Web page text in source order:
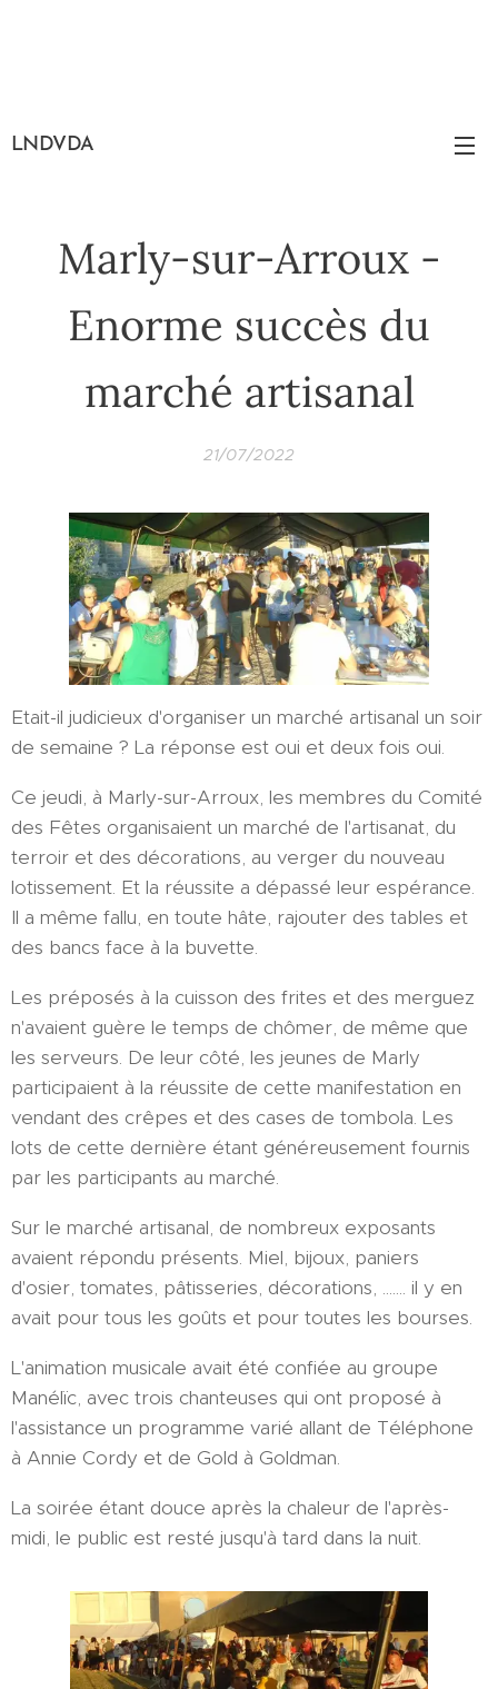
LNDVDA
Marly-sur-Arroux -
Enorme succès du
marché artisanal
21/07/2022
Etait-il judicieux d'organiser un marché artisanal un soir
de semaine ? La réponse est oui et deux fois oui.
Ce jeudi, à Marly-sur-Arroux, les membres du Comité
des Fêtes organisaient un marché de l'artisanat, du
terroir et des décorations, au verger du nouveau
lotissement. Et la réussite a dépassé leur espérance.
Il a même fallu, en toute hâte, rajouter des tables et
des bancs face à la buvette.
Les préposés à la cuisson des frites et des merguez
n'avaient guère le temps de chômer, de même que
les serveurs. De leur côté, les jeunes de Marly
participaient à la réussite de cette manifestation en
vendant des crêpes et des cases de tombola. Les
lots de cette dernière étant généreusement fournis
par les participants au marché.
Sur le marché artisanal, de nombreux exposants
avaient répondu présents. Miel, bijoux, paniers
d'osier, tomates, pâtisseries, décorations, ....... il y en
avait pour tous les goûts et pour toutes les bourses.
L'animation musicale avait été confiée au groupe
Manélïc, avec trois chanteuses qui ont proposé à
l'assistance un programme varié allant de Téléphone
à Annie Cordy et de Gold à Goldman.
La soirée étant douce après la chaleur de l'après-
midi, le public est resté jusqu'à tard dans la nuit.